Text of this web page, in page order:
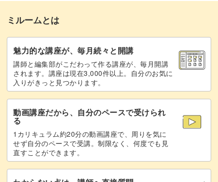
少し辛めの味わいがお好みの方は、こちらのレシピがぴっ
たり！
こうじ水の印象が一気に変わるでしょう。
最後には、見た目がちょっと華やかになるトッピング方法
もご紹介します。
ミルームとは
魅力的な講座が、毎月続々と開講
講師と編集部がこだわって作る講座が、毎月開講
されます。講座は現在3,000件以上。自分のお気に
入りがきっと見つかります。
動画講座だから、自分のペースで受けられ
る
1カリキュラム約20分の動画講座で、周りを気に
せず自分のペースで受講。制限なく、何度でも見
直すことができます。